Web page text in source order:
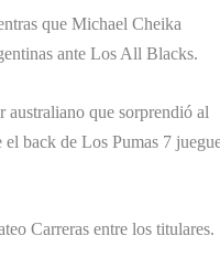
que Michael Cheika
ante Los All Blacks.
australiano que sorprendió al
back de Los Pumas 7
Carreras entre los titulares.